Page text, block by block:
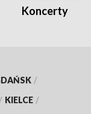
Koncerty
/
/ KIELCE /